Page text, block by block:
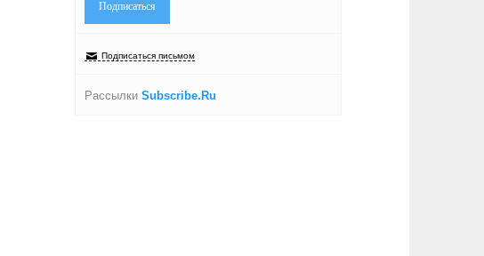
Подписаться письмом
РассылкиSubscribe.Ru